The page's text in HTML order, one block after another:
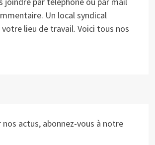
Un local syndical
lieu de travail. Voici tous nos
nos actus, abonnez-vous à notre